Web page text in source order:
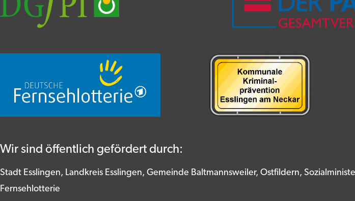
Wir sind öffentlich gefördert durch:
Stadt Esslingen, Landkreis Esslingen, Gemeinde Baltmannsweiler, Ostfildern,
Fernsehlotterie